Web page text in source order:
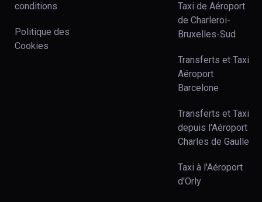
conditions
Politique des
Cookies
Taxi de Aéroport
de Charleroi-
Bruxelles-Sud
Transferts et Taxi
Aéroport
Barcelone
Transferts et Taxi
depuis l'Aéroport
Charles de Gaulle
Taxi à l'Aéroport
d'Orly